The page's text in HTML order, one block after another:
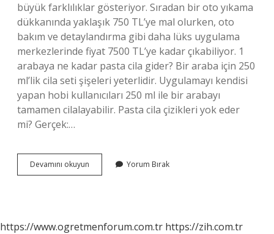
büyük farklılıklar gösteriyor. Sıradan bir oto yıkama
dükkanında yaklaşık 750 TL’ye mal olurken, oto
bakım ve detaylandırma gibi daha lüks uygulama
merkezlerinde fiyat 7500 TL’ye kadar çıkabiliyor. 1
arabaya ne kadar pasta cila gider? Bir araba için 250
ml’lik cila seti şişeleri yeterlidir. Uygulamayı kendisi
yapan hobi kullanıcıları 250 ml ile bir arabayı
tamamen cilalayabilir. Pasta cila çizikleri yok eder
mi? Gerçek:…
Devamını okuyun Arabaya
Pasta
Yorum Bırak
https://www.ogretmenforum.com.tr https://zih.com.tr